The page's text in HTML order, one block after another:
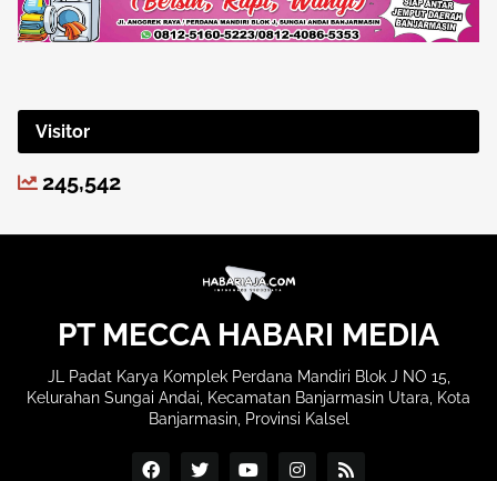
Visitor
245,542
PT MECCA HABARI MEDIA
JL Padat Karya Komplek Perdana Mandiri Blok J NO 15,
Kelurahan Sungai Andai, Kecamatan Banjarmasin Utara, Kota
Banjarmasin, Provinsi Kalsel